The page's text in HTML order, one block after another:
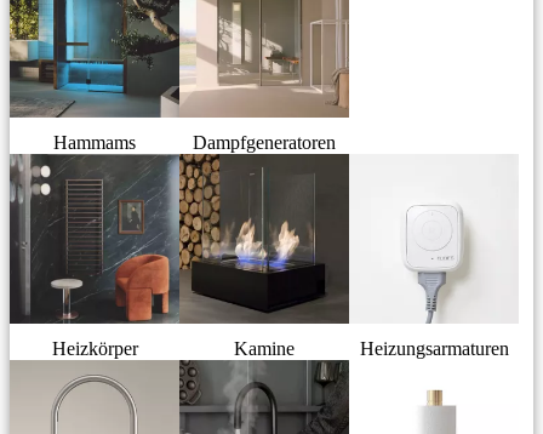
Hammams Dampfgeneratoren
Heizkörper Kamine Heizungsarmaturen